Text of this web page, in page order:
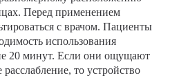
Перед применением
с врачом. Пациенты
использования
20 минут. Если они ощущают
то устройство